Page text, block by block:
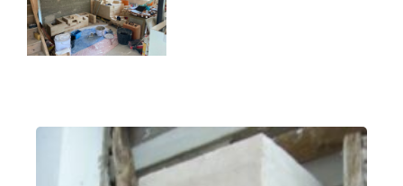
Poele de masse L
Poêle de masse L avec petit banc
chauffant
Heusy